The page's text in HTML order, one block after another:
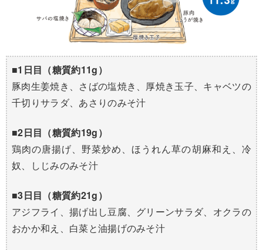
■1日目（糖質約11g）
豚肉生姜焼き、さばの塩焼き、厚焼き玉子、キャベツの
千切りサラダ、あさりのみそ汁
■2日目（糖質約19g）
鶏肉の唐揚げ、野菜炒め、ほうれん草の胡麻和え、冷
奴、しじみのみそ汁
■3日目（糖質約21g）
アジフライ、揚げ出し豆腐、グリーンサラダ、オクラの
おかか和え、白菜と油揚げのみそ汁